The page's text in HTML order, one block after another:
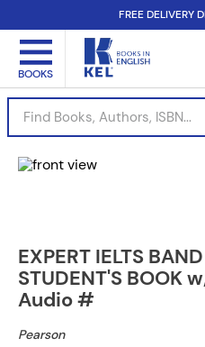
FREE DELIVERY
Find Books, Authors, ISBN...
EXPERT IELTS
STUDENT'S BOOK
Audio #
Pearson